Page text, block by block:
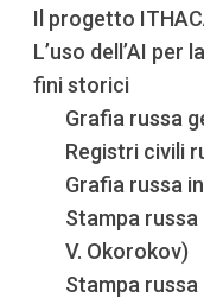
Il progetto
L’uso dell’AI
fini storici
Grafia russa
Registri civili
Grafia russa
Stampa
V. Okorokov)
Stampa